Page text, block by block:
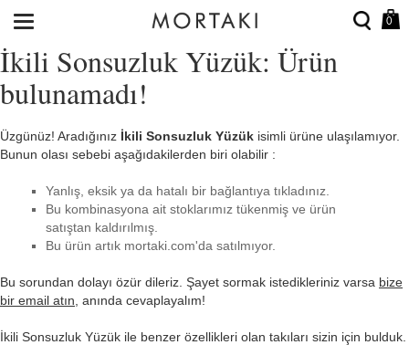
0
İkili Sonsuzluk Yüzük: Ürün
bulunamadı!
Üzgünüz! Aradığınız İkili Sonsuzluk Yüzük isimli ürüne ulaşılamıyor.
Bunun olası sebebi aşağıdakilerden biri olabilir :
Yanlış, eksik ya da hatalı bir bağlantıya tıkladınız.
Bu kombinasyona ait stoklarımız tükenmiş ve ürün
satıştan kaldırılmış.
Bu ürün artık mortaki.com'da satılmıyor.
Bu sorundan dolayı özür dileriz. Şayet sormak istedikleriniz varsa bize
bir email atın , anında cevaplayalım!
İkili Sonsuzluk Yüzük ile benzer özellikleri olan takıları sizin için bulduk.